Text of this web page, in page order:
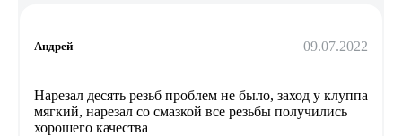
Андрей 09.07.2022
Нарезал десять резьб проблем не было, заход у клуппа
мягкий, нарезал со смазкой все резьбы получились
хорошего качества